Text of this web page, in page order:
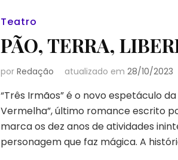
Teatro
PÃO, TERRA,
por Redação atualizado em 28/10/2023
“Três Irmãos” é o novo espetáculo
Vermelha”, último romance escrito
marca os dez anos de atividades
personagem que faz mágica. A